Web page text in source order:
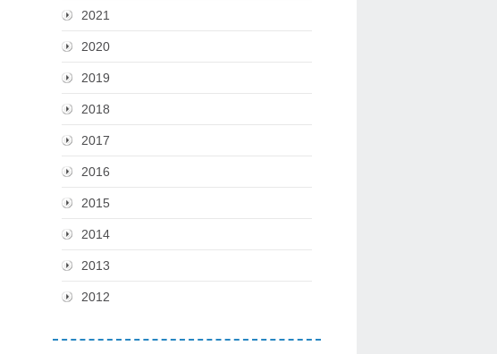
2021
2020
2019
2018
2017
2016
2015
2014
2013
2012